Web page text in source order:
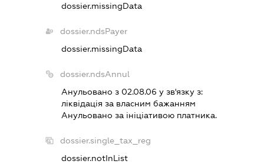
dossier.missingData
dossier.ndsPayer
dossier.missingData
dossier.ndsAnnul
Анульовано з 02.08.06 у зв'язку з:
лiквiдацiя за власним бажанням
Анульовано за iнiцiативою платника.
dossier.single_tax_reg
dossier.notInList